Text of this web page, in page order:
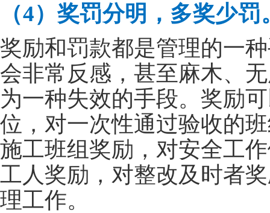
（4）奖罚分明，多奖少罚
奖励和罚款都是管理的一
会非常反感，甚至麻木、
为一种失效的手段。奖励
位，对一次性通过验收的
施工班组奖励，对安全工
工人奖励，对整改及时者
理工作。